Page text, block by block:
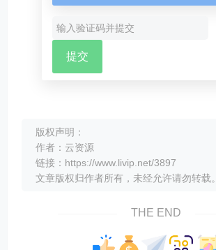
版权声明：
作者：云资源
链接：https://www.livip.net/3897
文章版权归作者所有，未经允许请勿转载。
THE END